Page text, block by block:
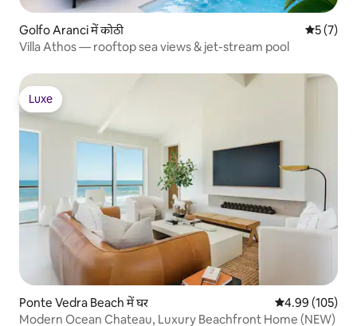
Golfo Aranci में कोठी औसत रेटिंग
5 (7)
Villa Athos — rooftop sea views & jet-stream pool
Luxe
Luxe
Ponte Vedra Beach में घर औसत रेटिंग 5 में से
4.99 (105)
Modern Ocean Chateau, Luxury Beachfront Home (NEW)